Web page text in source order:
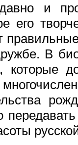
и
его
В
которые